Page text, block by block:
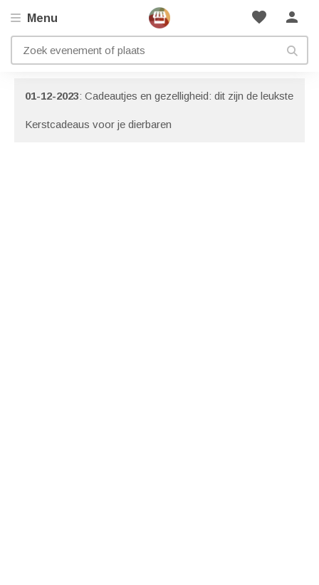
favorite person
Menu
Artikelen met onderwerp: Vader
Bekijk ook onzeinformatie pagina met nog meer artikelen!
01-12-2023: Cadeautjes en gezelligheid: dit zijn de leukste
Kerstcadeaus voor je dierbaren